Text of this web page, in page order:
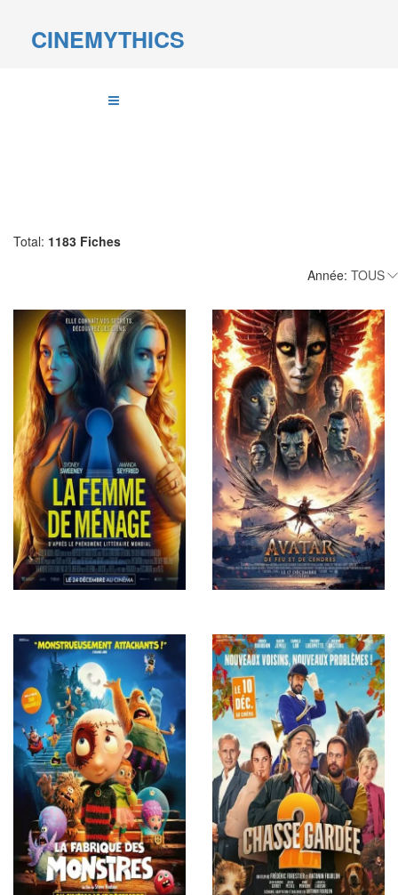
CINEMYTHICS
Total: 1183 Fiches
Année: